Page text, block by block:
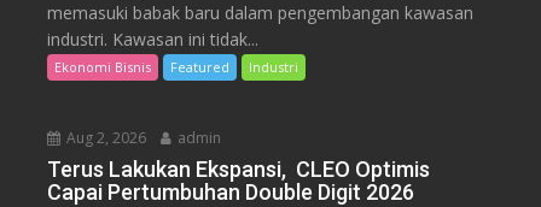
memasuki babak baru dalam pengembangan kawasan
industri. Kawasan ini tidak...
Ekonomi Bisnis Featured Industri
Aug 2, 2026 admin
Terus Lakukan Ekspansi, CLEO Optimis
Capai Pertumbuhan Double Digit 2026